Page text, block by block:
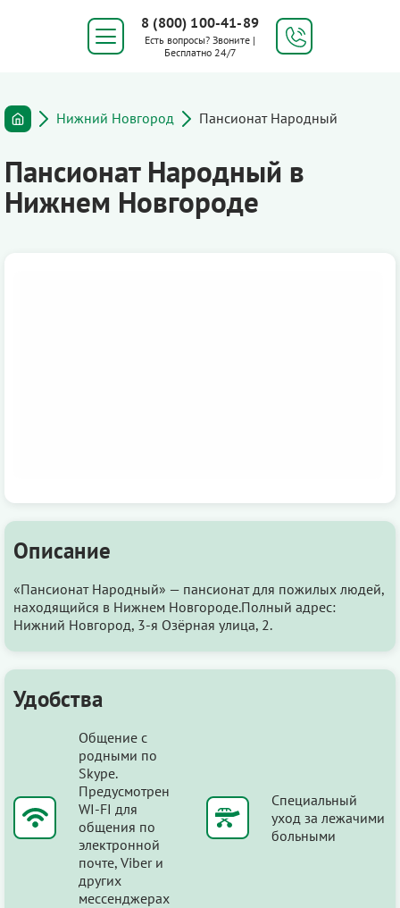
8 (800) 100-41-89
Есть вопросы? Звоните |
Бесплатно 24/7
Нижний Новгород Пансионат Народный
Пансионат Народный в
Нижнем Новгороде
Описание
«Пансионат Народный» — пансионат для пожилых людей,
находящийся в Нижнем Новгороде.Полный адрес:
Нижний Новгород, 3-я Озёрная улица, 2.
Удобства
Общение с
родными по
Skype.
Предусмотрен
WI-FI для
общения по
электронной
почте, Viber и
других
мессенджерах
Специальный
уход за лежачими
больными